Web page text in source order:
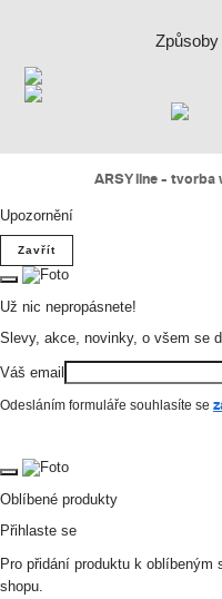
ARSY line -
Upozornění
Zavřít
Už nic nepropásnete!
Slevy, akce, novinky, o všem se
Váš email
Odesláním formuláře souhlasíte se
Oblíbené produkty
Přihlaste se
Pro přidání produktu k
shopu.